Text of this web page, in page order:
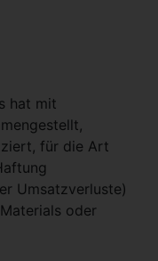
hat mit
für die Art
Umsatzverluste)
oder